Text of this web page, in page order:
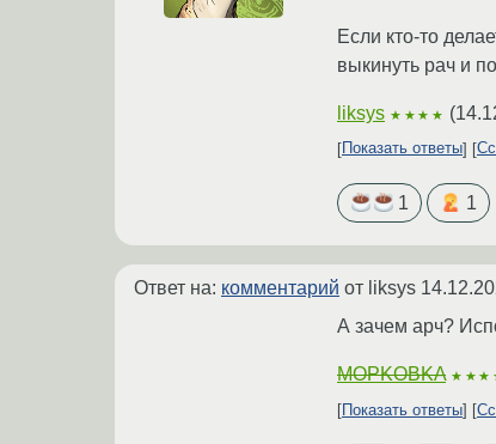
Если кто-то
выкинуть рач и
liksys ★★★★ (
Показать ответы
1 1
Ответ на: комментарий от liksys
А зачем арч?
MOPKOBKA
Показать ответы